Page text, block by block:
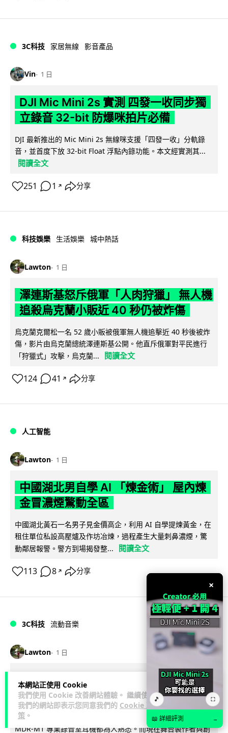
本網站正使用 Cookie
我們使用 Cookie 改善網站體驗。 繼續使用
我們的網站即表示您同意我們的 Cookie 政
策 。
3C科技 家居無線 影音產品
Vin 1 日
DJI Mic Mini 2s 實測 四發一收同步獨
立錄音 32-bit 防爆咪拍片必備
DJI 最新推出的 Mic Mini 2s 無線咪支援「四發一收」分軌錄
音，並首度下放 32-bit Float 浮點內錄功能。本文經實測其...
閱讀全文
251 1 ↗ 分享
科技娛樂 生活娛樂 城中熱話
Lawton 1 日
澤連斯基怒斥俄軍「人肉狩獵」 無人機
追殺烏克蘭小販近 40 秒仍被炸傷
烏克蘭克爾松一名 52 歲小販被俄軍無人機追擊近 40 秒後被炸
傷，影片由烏克蘭總統澤連斯基公開。他直斥俄軍對平民進行
「狩獵式」攻擊，烏克蘭...
閱讀全文
124 41 ↗ 分享
人工智能
Lawton 1 日
中國湖北男自學 AI 「煉金術」 屋內煉
金冒濃煙驚動全區
中國湖北黃石一名男子見金價高企，利用 AI 自學提煉黃金，在
租住單位私設高壓爐及作坊冶煉，過程產生大量刺鼻濃煙，驚
動鄰居報警。警方到場揭發整...
閱讀全文
113 8 ↗ 分享
3C科技 流動音樂
Lawton 1 日 89
【評測】Sony IER-M500 入耳式監聽
耳機：現場拍攝、後製監聽與人聲利器
談到專業混音專用的聲音監聽耳機，Sony 經典 MDR-7506 到
MDR-M1 專業錄音室耳機都為人熟悉。而現在舞台製作者與創
×
🎵 ⛶
📖 詳細評測 →